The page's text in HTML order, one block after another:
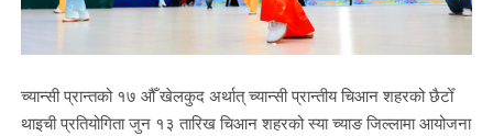
च्यान्सी प्रान्तको १७ औँ खेलकुद अर्थात् च्यान्सी प्रान्तीय चिआन शहरको छैटोँ
थाइची प्रतियोगिता जुन १३ तारिख चिआन शहरको स्या च्याङ जिल्लामा आयोजना